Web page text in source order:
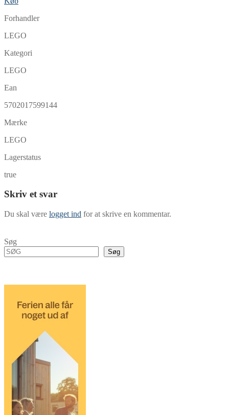
Forhandler
LEGO
Kategori
LEGO
Ean
5702017599144
Mærke
LEGO
Lagerstatus
true
Skriv et svar
Du skal være logget ind for at skrive en kommentar.
Søg
Søg